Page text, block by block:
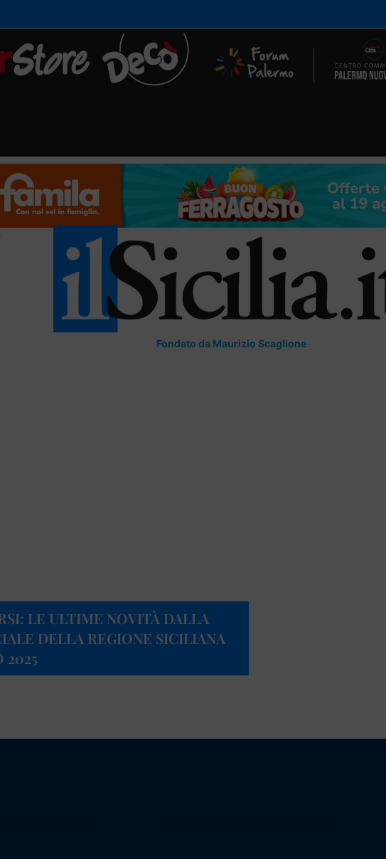
Fondato da Maurizio Scaglione
LE ULTIME NOVITÀ DALLA
DELLA REGIONE SICILIANA
2025